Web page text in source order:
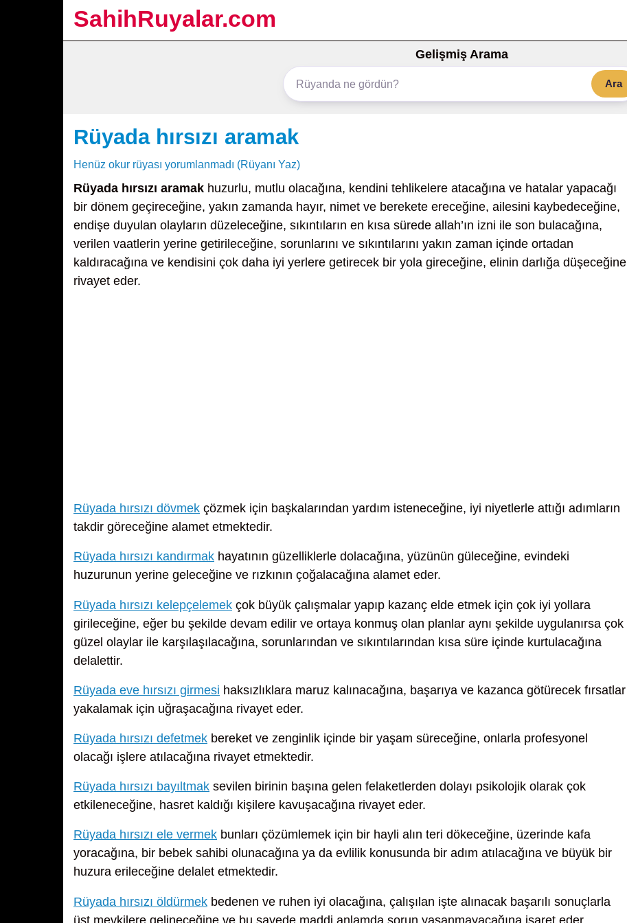
SahihRuyalar.com
Gelişmiş Arama
Ara
Rüyada hırsızı aramak
Henüz okur rüyası yorumlanmadı (Rüyanı Yaz)
Rüyada hırsızı aramak huzurlu, mutlu olacağına, kendini tehlikelere atacağına ve hatalar yapacağı
bir dönem geçireceğine, yakın zamanda hayır, nimet ve berekete ereceğine, ailesini kaybedeceğine,
endişe duyulan olayların düzeleceğine, sıkıntıların en kısa sürede allah’ın izni ile son bulacağına,
verilen vaatlerin yerine getirileceğine, sorunlarını ve sıkıntılarını yakın zaman içinde ortadan
kaldıracağına ve kendisini çok daha iyi yerlere getirecek bir yola gireceğine, elinin darlığa düşeceğine
rivayet eder.
Rüyada hırsızı dövmek çözmek için başkalarından yardım isteneceğine, iyi niyetlerle attığı adımların
takdir göreceğine alamet etmektedir.
Rüyada hırsızı kandırmak hayatının güzelliklerle dolacağına, yüzünün güleceğine, evindeki
huzurunun yerine geleceğine ve rızkının çoğalacağına alamet eder.
Rüyada hırsızı kelepçelemek çok büyük çalışmalar yapıp kazanç elde etmek için çok iyi yollara
girileceğine, eğer bu şekilde devam edilir ve ortaya konmuş olan planlar aynı şekilde uygulanırsa çok
güzel olaylar ile karşılaşılacağına, sorunlarından ve sıkıntılarından kısa süre içinde kurtulacağına
delalettir.
Rüyada eve hırsızı girmesi haksızlıklara maruz kalınacağına, başarıya ve kazanca götürecek fırsatlar
yakalamak için uğraşacağına rivayet eder.
Rüyada hırsızı defetmek bereket ve zenginlik içinde bir yaşam süreceğine, onlarla profesyonel
olacağı işlere atılacağına rivayet etmektedir.
Rüyada hırsızı bayıltmak sevilen birinin başına gelen felaketlerden dolayı psikolojik olarak çok
etkileneceğine, hasret kaldığı kişilere kavuşacağına rivayet eder.
Rüyada hırsızı ele vermek bunları çözümlemek için bir hayli alın teri dökeceğine, üzerinde kafa
yoracağına, bir bebek sahibi olunacağına ya da evlilik konusunda bir adım atılacağına ve büyük bir
huzura erileceğine delalet etmektedir.
Rüyada hırsızı öldürmek bedenen ve ruhen iyi olacağına, çalışılan işte alınacak başarılı sonuçlarla
üst mevkilere gelineceğine ve bu sayede maddi anlamda sorun yaşanmayacağına işaret eder.